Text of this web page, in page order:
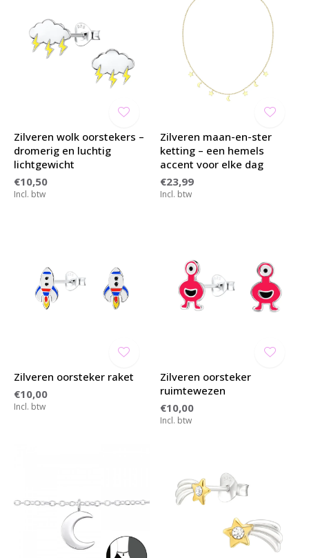
Zilveren wolk oorstekers –
dromerig en luchtig
lichtgewicht
€10,50
Incl. btw
Zilveren maan-en-ster
ketting – een hemels
accent voor elke dag
€23,99
Incl. btw
Zilveren oorsteker raket
€10,00
Incl. btw
Zilveren oorsteker
ruimtewezen
€10,00
Incl. btw